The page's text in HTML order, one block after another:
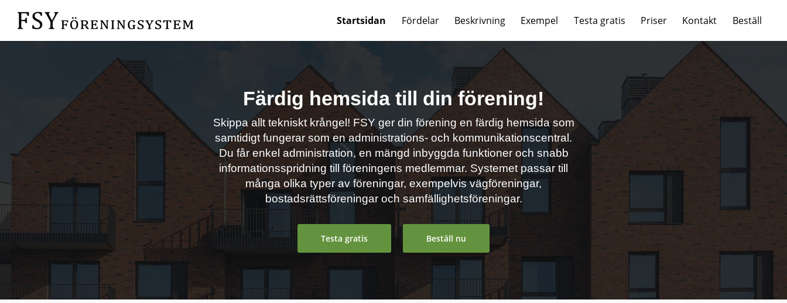
Startsidan Fördelar Beskrivning Exempel Testa gratis Priser Kontakt Beställ
Färdig hemsida till din förening!
Skippa allt tekniskt krångel! FSY ger din förening en färdig hemsida som
samtidigt fungerar som en administrations- och kommunikationscentral.
Du får enkel administration, en mängd inbyggda funktioner och snabb
informationsspridning till föreningens medlemmar. Systemet passar till
många olika typer av föreningar, exempelvis vägföreningar,
bostadsrättsföreningar och samfällighetsföreningar.
Testa gratis Beställ nu